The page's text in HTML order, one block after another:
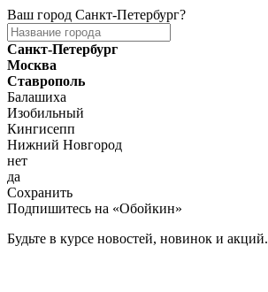
Ваш город Санкт-Петербург?
Санкт-Петербург
Москва
Ставрополь
Балашиха
Изобильный
Кингисепп
Нижний Новгород
нет
да
Сохранить
Подпишитесь на «Обойкин»
Будьте в курсе новостей, новинок и акций.